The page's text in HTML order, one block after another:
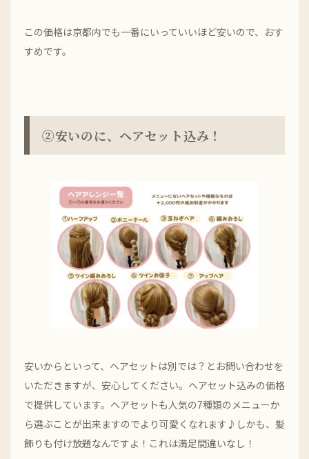
この価格は京都内でも一番にいっていいほど安いので、おす
すめです。
②安いのに、ヘアセット込み！
安いからといって、ヘアセットは別では？とお問い合わせを
いただきますが、安心してください。ヘアセット込みの価格
で提供しています。ヘアセットも人気の7種類のメニューか
ら選ぶことが出来ますのでより可愛くなれます♪しかも、髪
飾りも付け放題なんですよ！これは満足間違いなし！